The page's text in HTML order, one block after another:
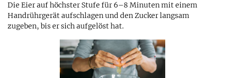
Die Eier auf höchster Stufe für 6–8 Minuten mit einem
Handrührgerät aufschlagen und den Zucker langsam
zugeben, bis er sich aufgelöst hat.